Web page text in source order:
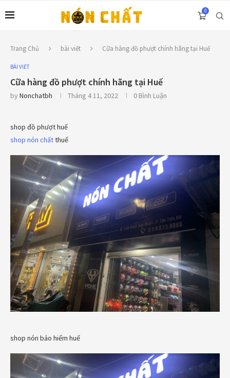
0
Trang Chủ bài viết Cữa hàng đồ phượt chính hãng tại Huế
BÀI VIẾT
Cữa hàng đồ phượt chính hãng tại Huế
by Nonchatbh Tháng 4 11, 2022 0 Bình Luận
shop đồ phượt huế
shop nón chấtthuế
shop nón bảo hiểm huế